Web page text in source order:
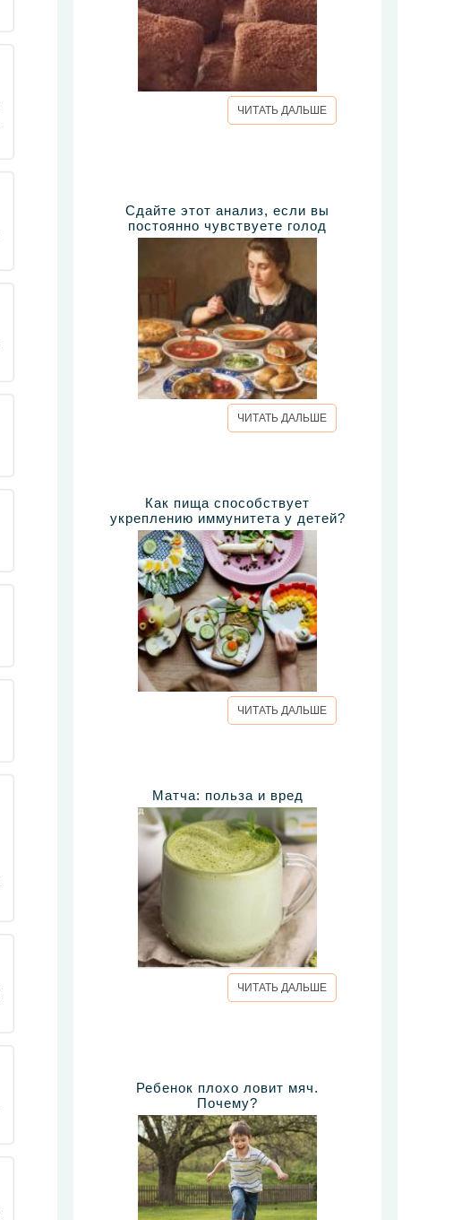
ЧИТАТЬ ДАЛЬШЕ
Сдайте этот анализ, если вы
постоянно чувствуете голод
ЧИТАТЬ ДАЛЬШЕ
Как пища способствует
укреплению иммунитета у детей?
ЧИТАТЬ ДАЛЬШЕ
Матча: польза и вред
ЧИТАТЬ ДАЛЬШЕ
Ребенок плохо ловит мяч.
Почему?